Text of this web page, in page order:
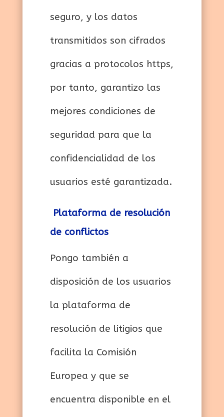
seguro, y los datos
transmitidos son cifrados
gracias a protocolos https,
por tanto, garantizo las
mejores condiciones de
seguridad para que la
confidencialidad de los
usuarios esté garantizada.
Plataforma de resolución
de conflictos
Pongo también a
disposición de los usuarios
la plataforma de
resolución de litigios que
facilita la Comisión
Europea y que se
encuentra disponible en el